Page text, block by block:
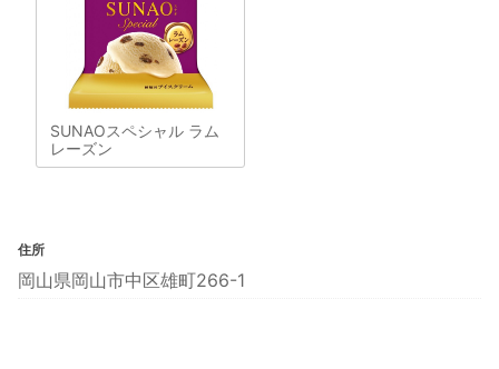
SUNAOスペシャル ラム
レーズン
住所
岡山県岡山市中区雄町266-1